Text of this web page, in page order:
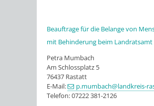
Beauftrage für die Belange von
mit Behinderung beim Landratsamt
Petra Mumbach
Am Schlossplatz 5
76437 Rastatt
E-Mail:
p.mumbach@landkreis-
Telefon: 07222 381-2126